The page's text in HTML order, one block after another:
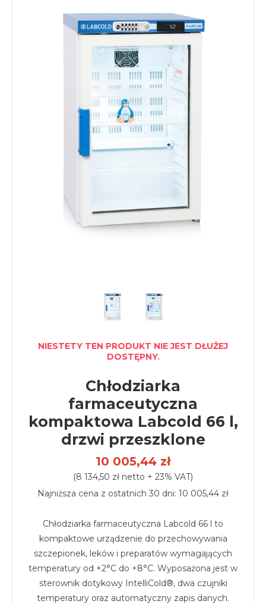
NIESTETY TEN PRODUKT NIE JEST DŁUŻEJ
DOSTĘPNY.
Chłodziarka
farmaceutyczna
kompaktowa Labcold 66 l,
drzwi przeszklone
10 005,44 zł
(8 134,50 zł netto + 23% VAT)
Najniższa cena z ostatnich 30 dni: 10 005,44 zł
Chłodziarka farmaceutyczna Labcold 66 l to
kompaktowe urządzenie do przechowywania
szczepionek, leków i preparatów wymagających
temperatury od +2°C do +8°C. Wyposażona jest w
sterownik dotykowy IntelliCold®, dwa czujniki
temperatury oraz automatyczny zapis danych.